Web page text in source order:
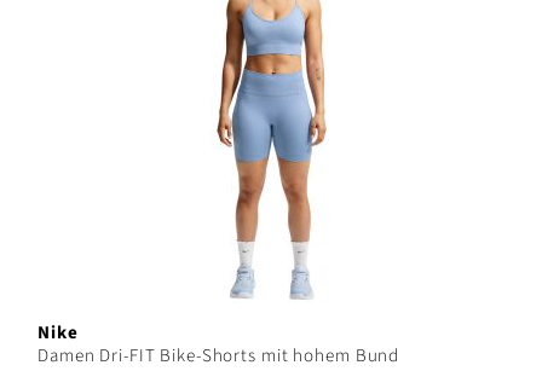
Nike
Damen Dri-FIT Bike-Shorts mit hohem Bund